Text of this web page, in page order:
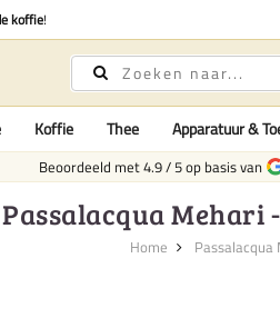
koffie!
Koffie Thee Apparatuur &
Beoordeeld met4.9/5op basis van
Passalacqua Mehari
Home